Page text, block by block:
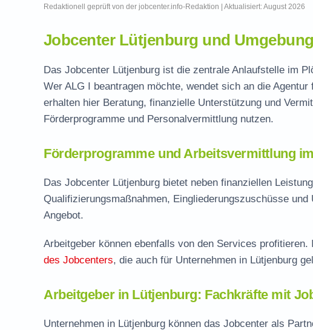
Redaktionell geprüft von der jobcenter.info-Redaktion | Aktualisiert: August 2026
Jobcenter Lütjenburg und
Das Jobcenter Lütjenburg ist die zentrale Anlaufstelle im
Wer ALG I beantragen möchte, wendet sich an die
erhalten hier Beratung, finanzielle Unterstützung und
Förderprogramme und Personalvermittlung nutzen.
Förderprogramme und Arbeitsvermittlung
Das Jobcenter Lütjenburg bietet neben finanziellen
Qualifizierungsmaßnahmen, Eingliederungszuschüsse und
Angebot.
Arbeitgeber können ebenfalls von den Services
des Jobcenters, die auch für Unternehmen in Lütjenburg
Arbeitgeber in Lütjenburg: Fachkräfte mit
Unternehmen in Lütjenburg können das Jobcenter als